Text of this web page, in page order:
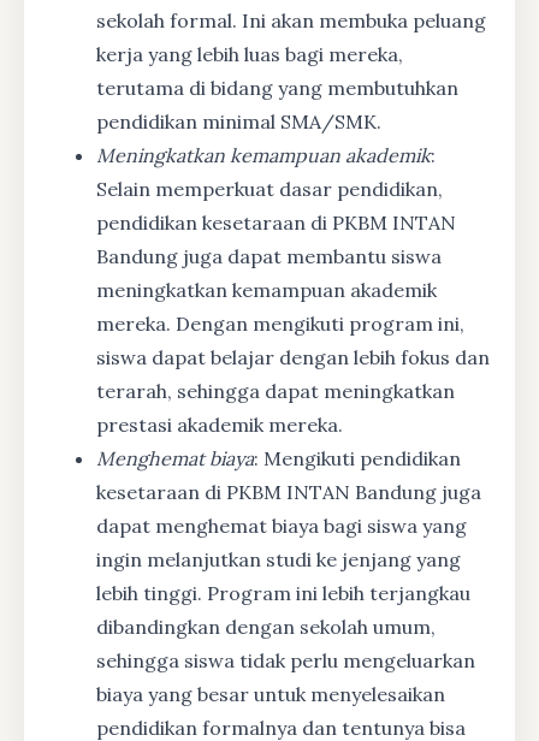
sekolah formal. Ini akan membuka peluang
kerja yang lebih luas bagi mereka,
terutama di bidang yang membutuhkan
pendidikan minimal SMA/SMK.
Meningkatkan kemampuan akademik:
Selain memperkuat dasar pendidikan,
pendidikan kesetaraan di PKBM INTAN
Bandung juga dapat membantu siswa
meningkatkan kemampuan akademik
mereka. Dengan mengikuti program ini,
siswa dapat belajar dengan lebih fokus dan
terarah, sehingga dapat meningkatkan
prestasi akademik mereka.
Menghemat biaya: Mengikuti pendidikan
kesetaraan di PKBM INTAN Bandung juga
dapat menghemat biaya bagi siswa yang
ingin melanjutkan studi ke jenjang yang
lebih tinggi. Program ini lebih terjangkau
dibandingkan dengan sekolah umum,
sehingga siswa tidak perlu mengeluarkan
biaya yang besar untuk menyelesaikan
pendidikan formalnya dan tentunya bisa